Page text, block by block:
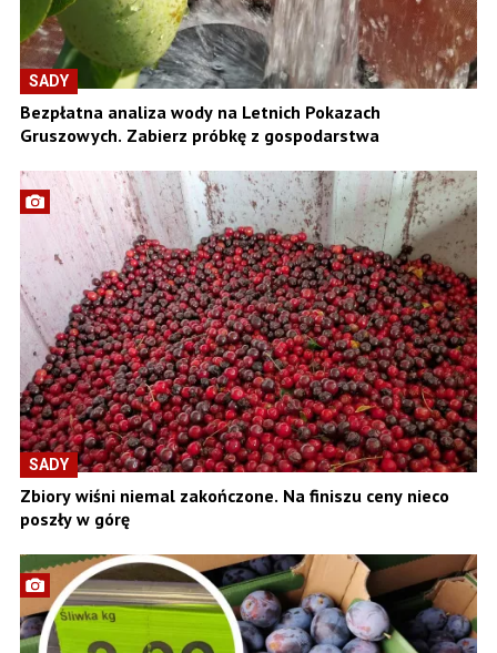
SADY
Bezpłatna analiza wody na Letnich Pokazach
Gruszowych. Zabierz próbkę z gospodarstwa
SADY
Zbiory wiśni niemal zakończone. Na finiszu ceny nieco
poszły w górę